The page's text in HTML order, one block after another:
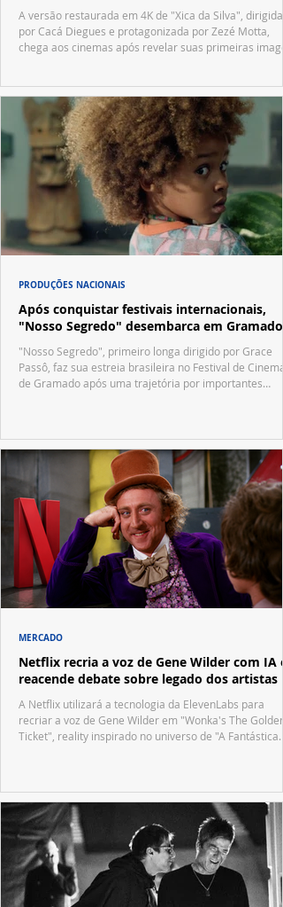
A versão restaurada em 4K de "Xica da Silva", dirigida
por Cacá Diegues e protagonizada por Zezé Motta,
chega aos cinemas após revelar suas primeiras
Após conquistar festivais internacionais,
"Nosso Segredo" desembarca em Gramado
"Nosso Segredo", primeiro longa dirigido por Grace
Passô, faz sua estreia brasileira no Festival de Cinema
de Gramado após uma trajetória por importantes
PRODUÇÕES NACIONAIS
Netflix recria a voz de Gene Wilder com IA e
reacende debate sobre legado dos artistas
A Netflix utilizará a tecnologia da ElevenLabs para
recriar a voz de Gene Wilder em "Wonka's The Golden
Ticket", reality inspirado no universo de "A Fantástica
MERCADO